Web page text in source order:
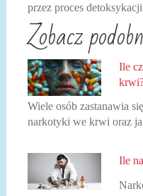
przez proces
Zobacz
Ile
Wiele osób zastanawia
narkotyki we krwi oraz
Ile